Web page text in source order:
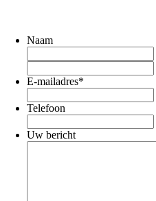
Naam
E-mailadres*
Telefoon
Uw bericht